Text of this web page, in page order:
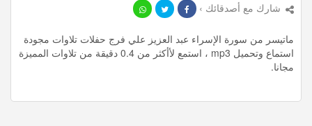
شارك مع أصدقائك ›
ماتيسر من سورة الإسراء عبد العزيز علي فرج حفلات تلاوات مجودة
استماع وتحميل mp3 ، استمع لأأكثر من 0.4 دقيقة من تلاوات المميزة
مجانا.